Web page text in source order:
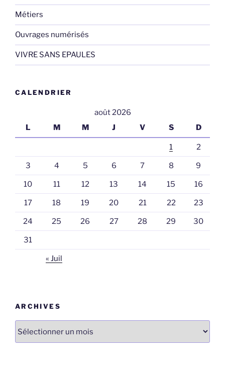
Métiers
Ouvrages numérisés
VIVRE SANS EPAULES
CALENDRIER
août 2026
L
M M J V S D
1 2
3 4 5 6 7 8 9
10 11 12 13 14 15 16
17 18 19 20 21 22 23
24 25 26 27 28 29 30
31
« Juil
ARCHIVES